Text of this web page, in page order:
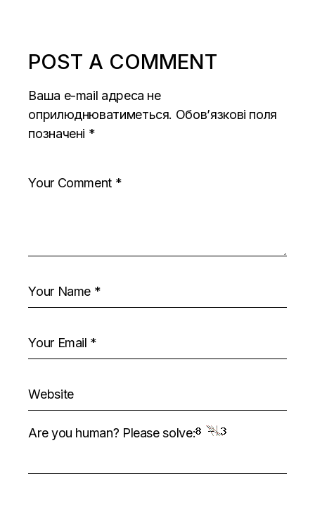
POST A COMMENT
Ваша e-mail адреса не
оприлюднюватиметься. Обов’язкові поля
позначені *
Are you human? Please solve: